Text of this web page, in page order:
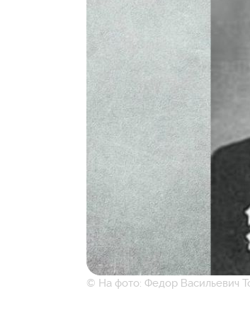
© На фото: Федор Васильевич